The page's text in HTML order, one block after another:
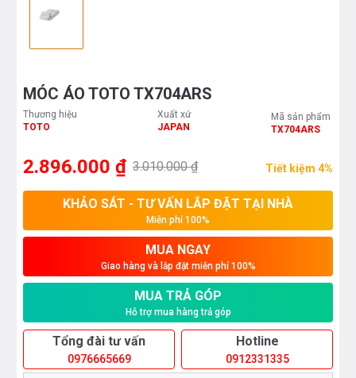
MÓC ÁO TOTO TX704ARS
Thương hiệu
TOTO
Xuất xứ
JAPAN
Mã sản phẩm
TX704ARS
2.896.000 ₫ 3.010.000 ₫ Tiết kiệm 4%
KHẢO SÁT - TƯ VẤN LẮP ĐẶT TẠI NHÀ
Miễn phí 100%
MUA NGAY
Giao hàng và lắp đặt miễn phí 100%
MUA TRẢ GÓP
Hỗ trợ mua hàng trả góp
Tổng đài tư vấn
0976665669
Hotline
0912331335